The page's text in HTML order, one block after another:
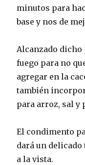
minutos para
base y nos de
Alcanzado
fuego para no
agregar en la
también
para arroz, sal y
El condimento
dará un
a la vista.